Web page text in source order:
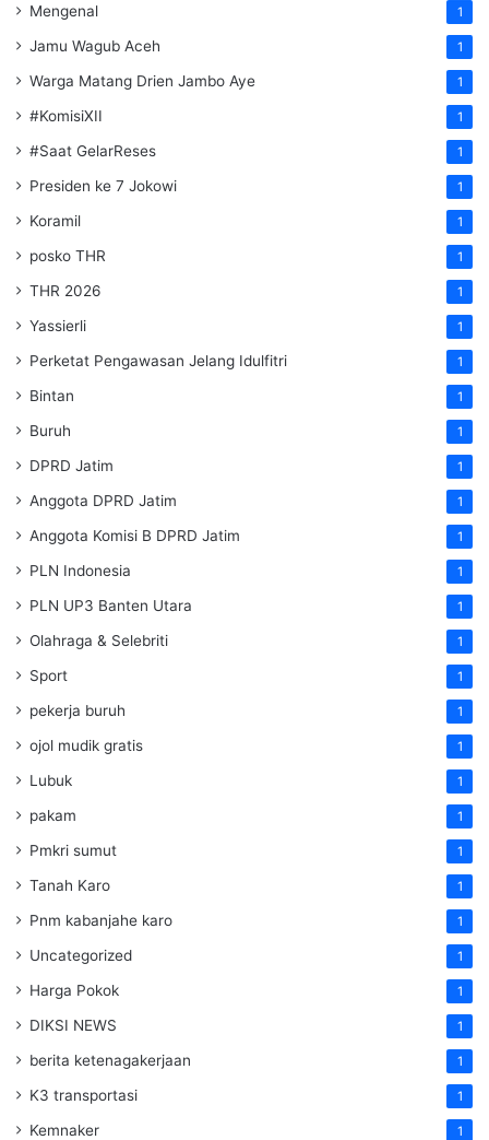
Mengenal 1
Jamu Wagub Aceh 1
Warga Matang Drien Jambo Aye 1
#KomisiXII 1
#Saat GelarReses 1
Presiden ke 7 Jokowi 1
Koramil 1
posko THR 1
THR 2026 1
Yassierli 1
Perketat Pengawasan Jelang Idulfitri 1
Bintan 1
Buruh 1
DPRD Jatim 1
Anggota DPRD Jatim 1
Anggota Komisi B DPRD Jatim 1
PLN Indonesia 1
PLN UP3 Banten Utara 1
Olahraga & Selebriti 1
Sport 1
pekerja buruh 1
ojol mudik gratis 1
Lubuk 1
pakam 1
Pmkri sumut 1
Tanah Karo 1
Pnm kabanjahe karo 1
Uncategorized 1
Harga Pokok 1
DIKSI NEWS 1
berita ketenagakerjaan 1
K3 transportasi 1
Kemnaker 1